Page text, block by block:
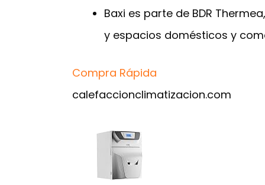
Baxi es parte de BDR
y espacios domésticos y
Compra Rápida
calefaccionclimatizacion.com